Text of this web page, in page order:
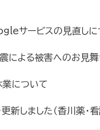
サービスの見直しに
による被害へのお見
について
新しました（香川薬・看